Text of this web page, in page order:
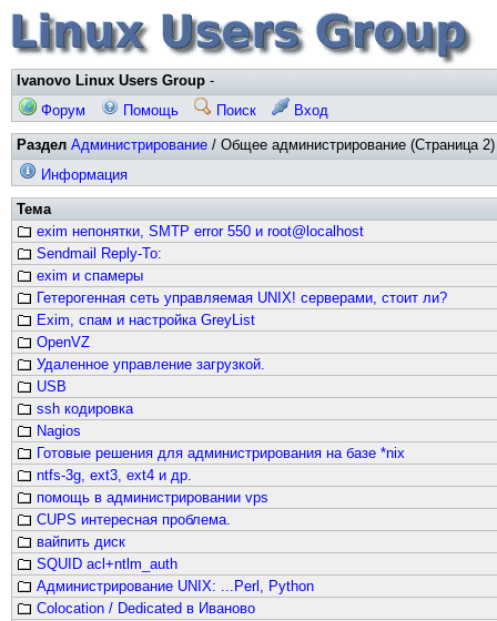
Ivanovo Linux Users Group -
Форум
Помощь Поиск Вход
Раздел Администрирование / Общее администрирование (Страница 2)
Информация
Тема
exim непонятки, SMTP error 550 и root@localhost
Sendmail Reply-To:
exim и спамеры
Гетерогенная сеть управляемая UNIX! серверами, стоит ли?
Exim, спам и настройка GreyList
OpenVZ
Удаленное управление загрузкой.
USB
ssh кодировка
Nagios
Готовые решения для администрирования на базе *nix
ntfs-3g, ext3, ext4 и др.
помощь в администрировании vps
СUPS интересная проблема.
вайпить диск
SQUID acl+ntlm_auth
Администрирование UNIX: ...Perl, Python
Colocation / Dedicated в Иваново